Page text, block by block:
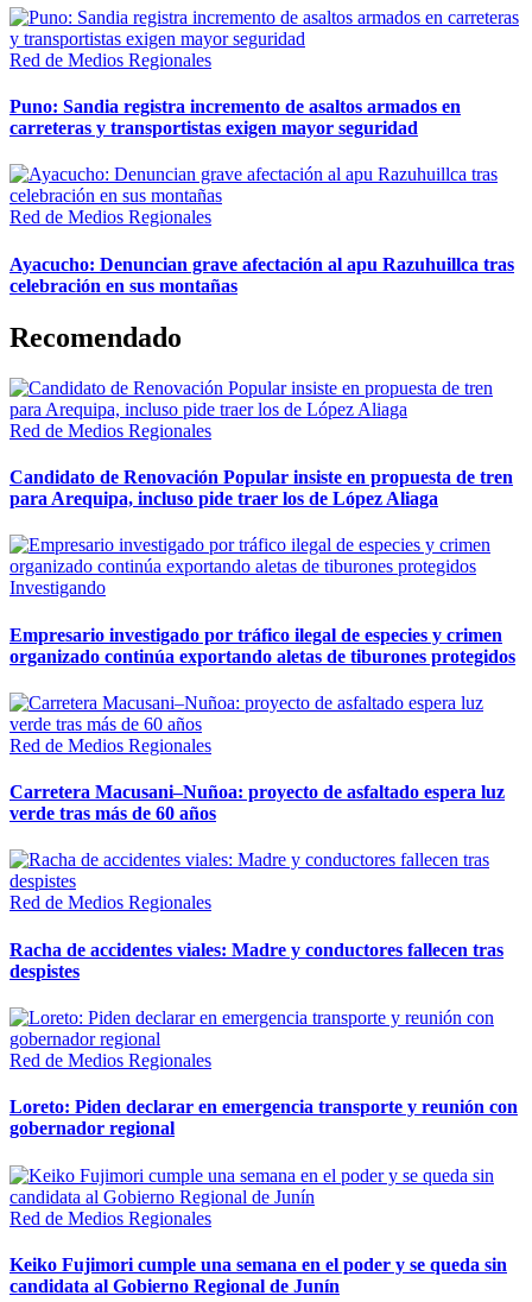
Red de Medios Regionales
Puno: Sandia registra incremento de asaltos armados en
carreteras y transportistas exigen mayor seguridad
Red de Medios Regionales
Ayacucho: Denuncian grave afectación al apu Razuhuillca tras
celebración en sus montañas
Recomendado
Red de Medios Regionales
Candidato de Renovación Popular insiste en propuesta de tren
para Arequipa, incluso pide traer los de López Aliaga
Investigando
Empresario investigado por tráfico ilegal de especies y crimen
organizado continúa exportando aletas de tiburones protegidos
Red de Medios Regionales
Carretera Macusani–Nuñoa: proyecto de asfaltado espera luz
verde tras más de 60 años
Red de Medios Regionales
Racha de accidentes viales: Madre y conductores fallecen tras
despistes
Red de Medios Regionales
Loreto: Piden declarar en emergencia transporte y reunión con
gobernador regional
Red de Medios Regionales
Keiko Fujimori cumple una semana en el poder y se queda sin
candidata al Gobierno Regional de Junín